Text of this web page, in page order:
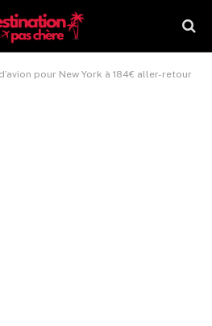
pour New York à 184€ aller-retour